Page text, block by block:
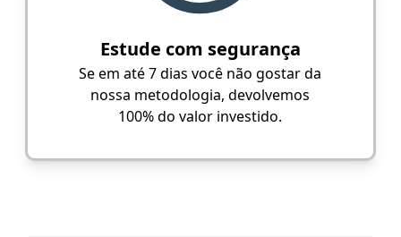
Estude com segurança
Se em até 7 dias você não gostar da
nossa metodologia, devolvemos
100% do valor investido.